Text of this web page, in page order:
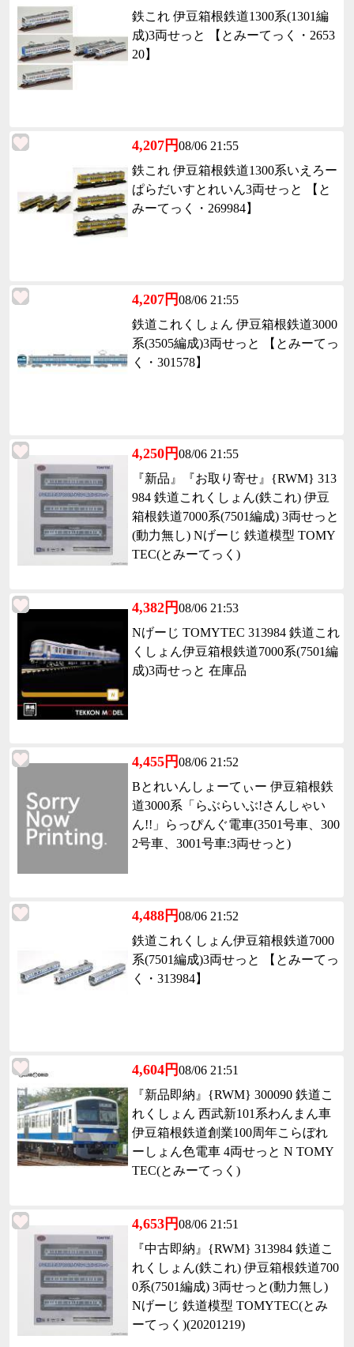
鉄これ 伊豆箱根鉄道1300系(1301編
成)3両せっと 【とみーてっく・2653
20】
4,207円08/06 21:55
鉄これ 伊豆箱根鉄道1300系いえろー
ぱらだいすとれいん3両せっと 【と
みーてっく・269984】
4,207円08/06 21:55
鉄道これくしょん 伊豆箱根鉄道3000
系(3505編成)3両せっと 【とみーてっ
く・301578】
4,250円08/06 21:55
『新品』『お取り寄せ』{RWM} 313
984 鉄道これくしょん(鉄これ) 伊豆
箱根鉄道7000系(7501編成) 3両せっと
(動力無し) Nげーじ 鉄道模型 TOMY
TEC(とみーてっく)
4,382円08/06 21:53
Nげーじ TOMYTEC 313984 鉄道これ
くしょん伊豆箱根鉄道7000系(7501編
成)3両せっと 在庫品
4,455円08/06 21:52
Bとれいんしょーてぃー 伊豆箱根鉄
道3000系「らぶらいぶ!さんしゃい
ん!!」らっぴんぐ電車(3501号車、300
2号車、3001号車:3両せっと)
4,488円08/06 21:52
鉄道これくしょん伊豆箱根鉄道7000
系(7501編成)3両せっと 【とみーてっ
く・313984】
4,604円08/06 21:51
『新品即納』{RWM} 300090 鉄道こ
れくしょん 西武新101系わんまん車
伊豆箱根鉄道創業100周年こらぼれ
ーしょん色電車 4両せっと N TOMY
TEC(とみーてっく)
4,653円08/06 21:51
『中古即納』{RWM} 313984 鉄道こ
れくしょん(鉄これ) 伊豆箱根鉄道700
0系(7501編成) 3両せっと(動力無し)
Nげーじ 鉄道模型 TOMYTEC(とみ
ーてっく)(20201219)